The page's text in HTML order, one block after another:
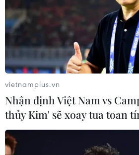
vietnamplus.vn
Nhận định Việt Nam vs
thủy Kim' sẽ xoay tua toan